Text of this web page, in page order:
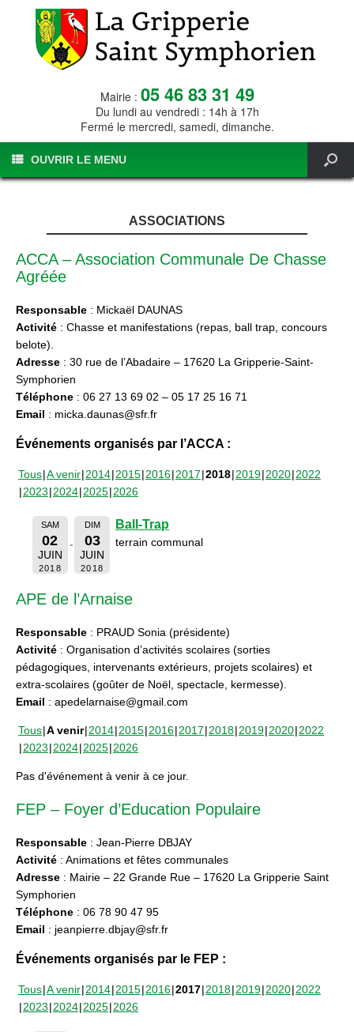
Mairie : 05 46 83 31 49
Du lundi au vendredi : 14h à 17h
Fermé le mercredi, samedi, dimanche.
OUVRIR LE MENU
ASSOCIATIONS
ACCA – Association Communale De Chasse
Agréée
Responsable : Mickaël DAUNAS
Activité : Chasse et manifestations (repas, ball trap, concours
belote).
Adresse : 30 rue de l’Abadaire – 17620 La Gripperie-Saint-
Symphorien
Téléphone : 06 27 13 69 02 – 05 17 25 16 71
Email : micka.daunas@sfr.fr
Événements organisés par l’ACCA :
Tous A venir 2014 2015 2016 2017 2018 2019 2020 2022
2023 2024 2025 2026
SAM
02
JUIN
2018
DIM
03
JUIN
2018
Ball-Trap
terrain communal
APE de l’Arnaise
Responsable : PRAUD Sonia (présidente)
Activité : Organisation d’activités scolaires (sorties
pédagogiques, intervenants extérieurs, projets scolaires) et
extra-scolaires (goûter de Noël, spectacle, kermesse).
Email : apedelarnaise@gmail.com
Tous A venir 2014 2015 2016 2017 2018 2019 2020 2022
2023 2024 2025 2026
Pas d'événement à venir à ce jour.
FEP – Foyer d’Education Populaire
Responsable : Jean-Pierre DBJAY
Activité : Animations et fêtes communales
Adresse : Mairie – 22 Grande Rue – 17620 La Gripperie Saint
Symphorien
Téléphone : 06 78 90 47 95
Email : jeanpierre.dbjay@sfr.fr
Événements organisés par le FEP :
Tous A venir 2014 2015 2016 2017 2018 2019 2020 2022
2023 2024 2025 2026